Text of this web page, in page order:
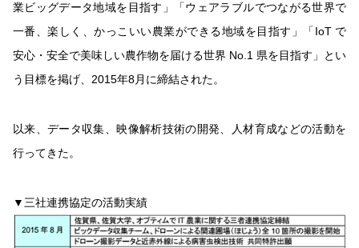
業ビッグデータ地域を目指す」「ウェアラブルでつながる世界で
一番、楽しく、かっこいい農業ができる地域を目指す」「IoT で
安心・安全で美味しい農作物を届ける世界 No.1 県を目指す」とい
う目標を掲げ、2015年8月に締結された。
以来、データ収集、映像解析技術の開発、人材育成などの活動を
行ってきた。
▼三社連携協定の活動実績